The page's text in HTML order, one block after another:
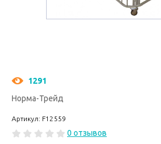
1291
Норма-Трейд
Артикул: F12559
0 отзывов